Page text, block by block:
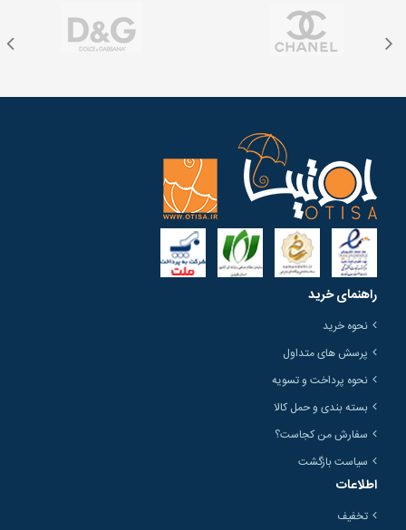
راهنمای خرید
نحوه خرید
پرسش های متداول
نحوه پرداخت و تسویه
بسته بندی و حمل کالا
سفارش من کجاست؟
سیاست بازگشت
اطلاعات
تخفیف